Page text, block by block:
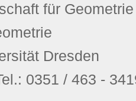
für
Dresden
0351 / 463 -